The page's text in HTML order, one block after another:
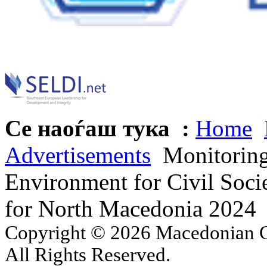
Се наоѓаш тука : Home
Advertisements
Environment for Civil
for North Macedonia 2024
Copyright © 2026 Macedonian
All Rights Reserved.